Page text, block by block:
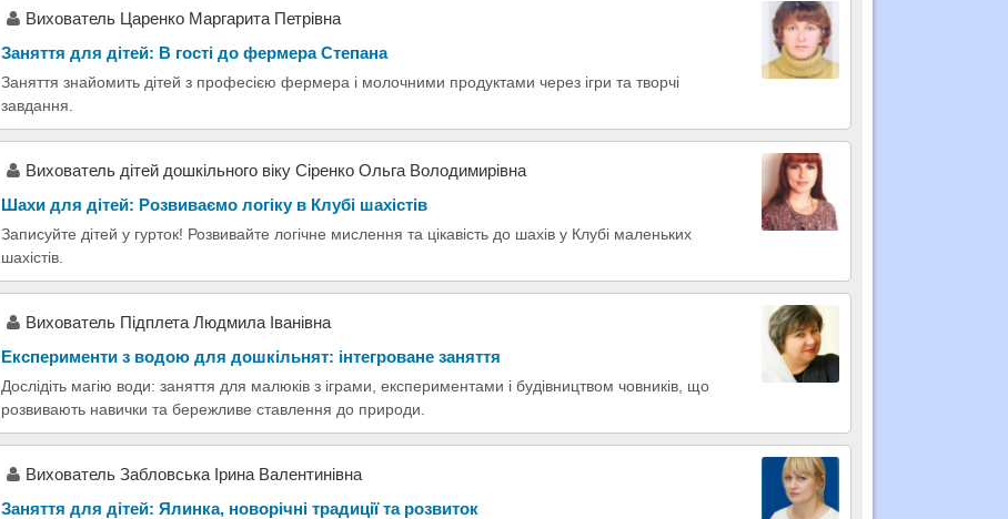
Вихователь Царенко Маргарита Петрівна
Заняття для дітей: В гості до фермера Степана
Заняття знайомить дітей з професією фермера і молочними продуктами через ігри та творчі
завдання.
Вихователь дітей дошкільного віку Сіренко Ольга Володимирівна
Шахи для дітей: Розвиваємо логіку в Клубі шахістів
Записуйте дітей у гурток! Розвивайте логічне мислення та цікавість до шахів у Клубі маленьких
шахістів.
Вихователь Підплета Людмила Іванівна
Експерименти з водою для дошкільнят: інтегроване заняття
Дослідіть магію води: заняття для малюків з іграми, експериментами і будівництвом човників, що
розвивають навички та бережливе ставлення до природи.
Вихователь Забловська Ірина Валентинівна
Заняття для дітей: Ялинка, новорічні традиції та розвиток